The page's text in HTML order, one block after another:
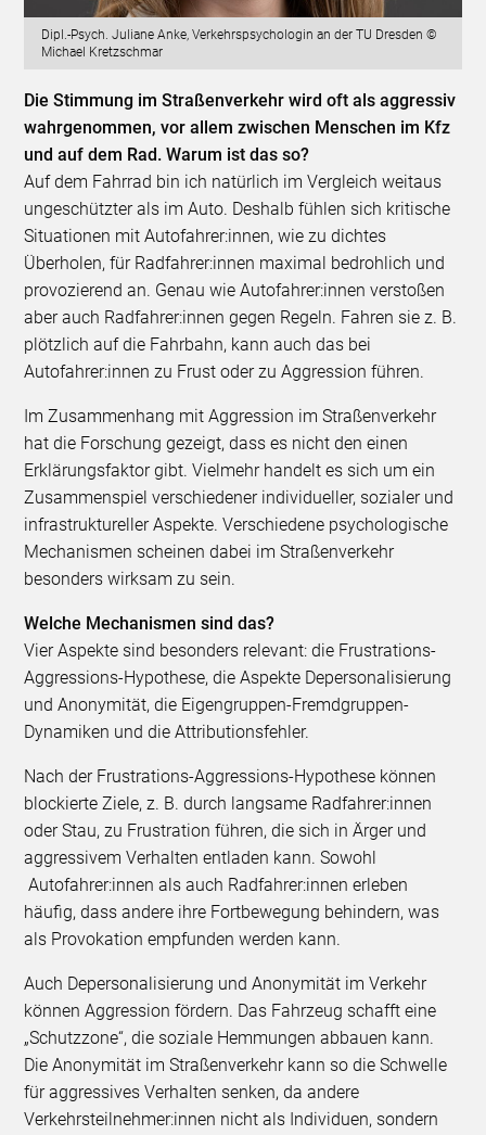
Dipl.-Psych. Juliane Anke, Verkehrspsychologin an der TU Dresden ©
Michael Kretzschmar
Die Stimmung im Straßenverkehr wird oft als aggressiv
wahrgenommen, vor allem zwischen Menschen im Kfz
und auf dem Rad. Warum ist das so?
Auf dem Fahrrad bin ich natürlich im Vergleich weitaus
ungeschützter als im Auto. Deshalb fühlen sich kritische
Situationen mit Autofahrer:innen, wie zu dichtes
Überholen, für Radfahrer:innen maximal bedrohlich und
provozierend an. Genau wie Autofahrer:innen verstoßen
aber auch Radfahrer:innen gegen Regeln. Fahren sie z. B.
plötzlich auf die Fahrbahn, kann auch das bei
Autofahrer:innen zu Frust oder zu Aggression führen.
Im Zusammenhang mit Aggression im Straßenverkehr
hat die Forschung gezeigt, dass es nicht den einen
Erklärungsfaktor gibt. Vielmehr handelt es sich um ein
Zusammenspiel verschiedener individueller, sozialer und
infrastruktureller Aspekte. Verschiedene psychologische
Mechanismen scheinen dabei im Straßenverkehr
besonders wirksam zu sein.
Welche Mechanismen sind das?
Vier Aspekte sind besonders relevant: die Frustrations-
Aggressions-Hypothese, die Aspekte Depersonalisierung
und Anonymität, die Eigengruppen-Fremdgruppen-
Dynamiken und die Attributionsfehler.
Nach der Frustrations-Aggressions-Hypothese können
blockierte Ziele, z. B. durch langsame Radfahrer:innen
oder Stau, zu Frustration führen, die sich in Ärger und
aggressivem Verhalten entladen kann. Sowohl
Autofahrer:innen als auch Radfahrer:innen erleben
häufig, dass andere ihre Fortbewegung behindern, was
als Provokation empfunden werden kann.
Auch Depersonalisierung und Anonymität im Verkehr
können Aggression fördern. Das Fahrzeug schafft eine
„Schutzzone“, die soziale Hemmungen abbauen kann.
Die Anonymität im Straßenverkehr kann so die Schwelle
für aggressives Verhalten senken, da andere
Verkehrsteilnehmer:innen nicht als Individuen, sondern